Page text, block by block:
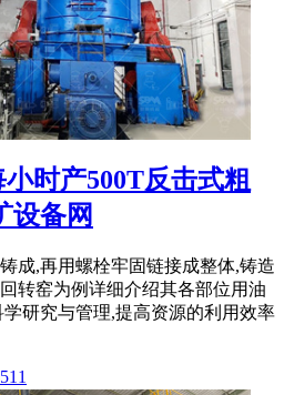
时产500T反击式粗
设备网
成,再用螺栓牢固链接成整体,铸造
转窑为例详细介绍其各部位用油
研究与管理,提高资源的利用效率